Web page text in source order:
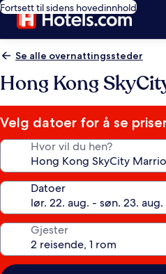
Fortsett til sidens hovedinnhold
Se alle overnattingssteder
Hong Kong
Velg datoer for å se
Hvor vil du hen?
Datoer
Gjester